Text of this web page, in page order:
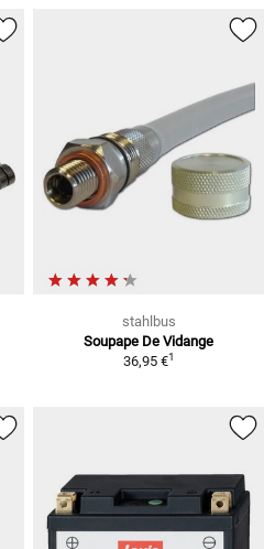
stahlbus
Soupape De Vidange
36,95 €1